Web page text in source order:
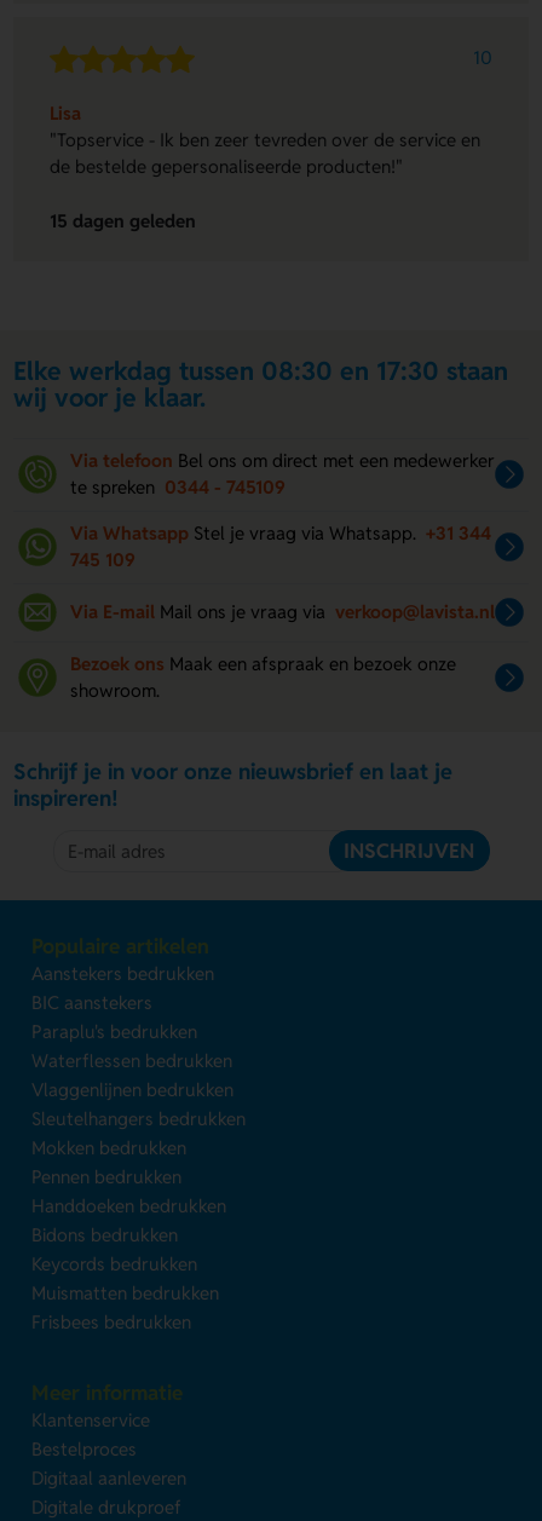
10
Lisa
"Topservice - Ik ben zeer tevreden over de service en
de bestelde gepersonaliseerde producten!"
15 dagen geleden
Elke werkdag tussen 08:30 en 17:30 staan
wij voor je klaar.
Via telefoon Bel ons om direct met een medewerker
te spreken 0344 - 745109
Via Whatsapp Stel je vraag via Whatsapp. +31 344
745 109
Via E-mail Mail ons je vraag via verkoop@lavista.nl
Bezoek ons Maak een afspraak en bezoek onze
showroom.
Schrijf je in voor onze nieuwsbrief en laat je
inspireren!
INSCHRIJVEN
Populaire artikelen
Aanstekers bedrukken
BIC aanstekers
Paraplu's bedrukken
Waterflessen bedrukken
Vlaggenlijnen bedrukken
Sleutelhangers bedrukken
Mokken bedrukken
Pennen bedrukken
Handdoeken bedrukken
Bidons bedrukken
Keycords bedrukken
Muismatten bedrukken
Frisbees bedrukken
Meer informatie
Klantenservice
Bestelproces
Digitaal aanleveren
Digitale drukproef